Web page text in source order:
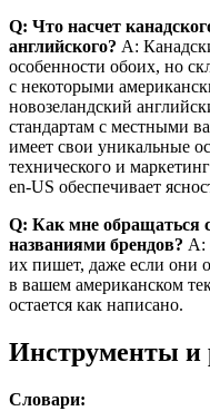
Q: Что насчет
английского? A:
особенности обоих, но
с некоторыми
новозеландский
стандартам с местными
имеет свои уникальные
технического и
en-US обеспечивает
Q: Как мне обращаться
названиями брендов? A:
их пишет, даже если они
в вашем американском
остается как написано.
Инструменты и
Словари: